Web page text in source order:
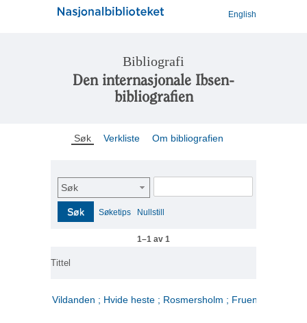
English
Bibliografi
Den internasjonale Ibsen-
bibliografien
Søk Verkliste Om bibliografien
Søk
Søk Søketips Nullstill
1–1 av 1
Tittel
Vildanden ; Hvide heste ; Rosmersholm ; Fruen fra havet